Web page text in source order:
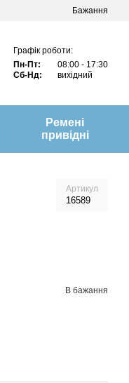
Бажання
Графік роботи:
Пн-Пт:
08:00 - 17:30
Сб-Нд:
вихідний
Ремені
привідні
Артикул
16589
В бажання